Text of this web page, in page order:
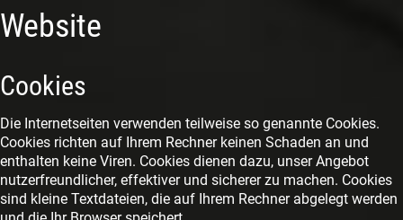
Website
Cookies
Die Internetseiten verwenden teilweise so genannte Cookies.
Cookies richten auf Ihrem Rechner keinen Schaden an und
enthalten keine Viren. Cookies dienen dazu, unser Angebot
nutzerfreundlicher, effektiver und sicherer zu machen. Cookies
sind kleine Textdateien, die auf Ihrem Rechner abgelegt werden